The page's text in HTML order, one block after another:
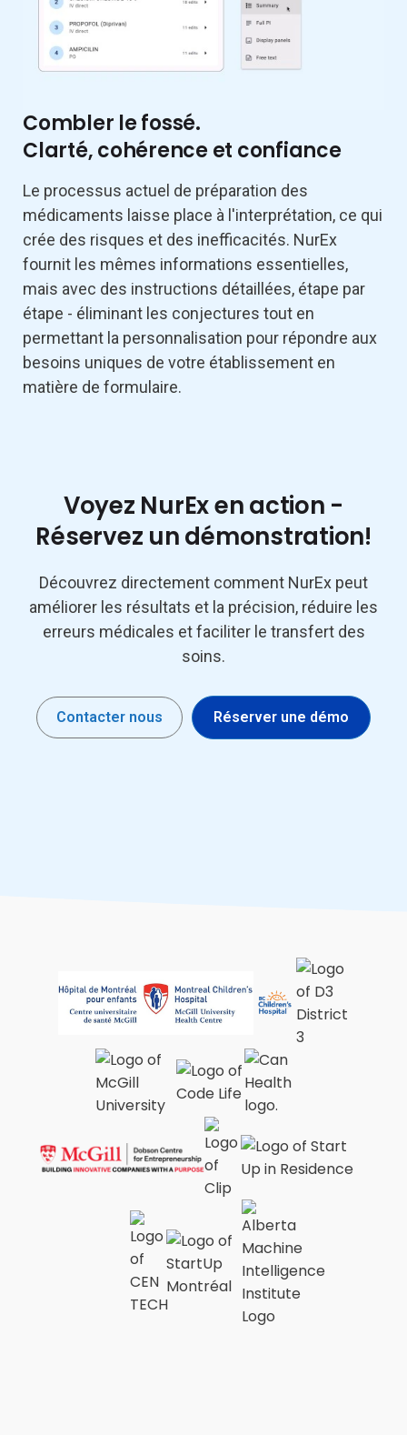
Combler le fossé.
Clarté, cohérence et confiance
Le processus actuel de préparation des
médicaments laisse place à l'interprétation, ce qui
crée des risques et des inefficacités. NurEx
fournit les mêmes informations essentielles,
mais avec des instructions détaillées, étape par
étape - éliminant les conjectures tout en
permettant la personnalisation pour répondre aux
besoins uniques de votre établissement en
matière de formulaire.
Voyez NurEx en action -
Réservez un démonstration!
Découvrez directement comment NurEx peut
améliorer les résultats et la précision, réduire les
erreurs médicales et faciliter le transfert des
soins.
Contacter nous Réserver une démo